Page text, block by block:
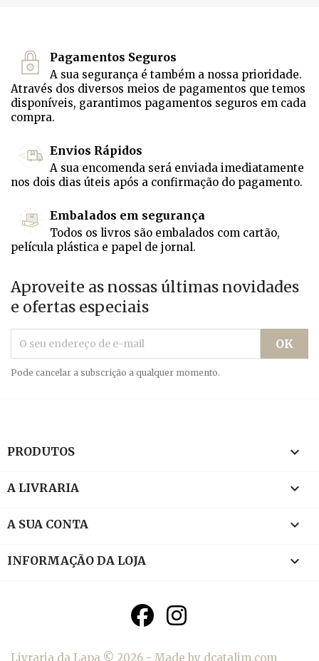
Pagamentos Seguros
A sua segurança é também a nossa prioridade.
Através dos diversos meios de pagamentos que temos
disponíveis, garantimos pagamentos seguros em cada
compra.
Envios Rápidos
A sua encomenda será enviada imediatamente
nos dois dias úteis após a confirmação do pagamento.
Embalados em segurança
Todos os livros são embalados com cartão,
película plástica e papel de jornal.
Aproveite as nossas últimas novidades
e ofertas especiais
Pode cancelar a subscrição a qualquer momento.
PRODUTOS 
A LIVRARIA 
A SUA CONTA 
INFORMAÇÃO DA LOJA keyboard_arrow_down
Livraria da Lapa © 2026 - Made by dcatalim.com